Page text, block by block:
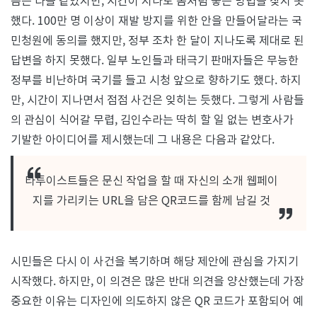
했다. 100만 명 이상이 재발 방지를 위한 안을 만들어달라는 국
민청원에 동의를 했지만, 정부 조차 한 달이 지나도록 제대로 된
답변을 하지 못했다. 일부 노인들과 태극기 판매자들은 무능한
정부를 비난하며 국기를 들고 시청 앞으로 향하기도 했다. 하지
만, 시간이 지나면서 점점 사건은 잊히는 듯했다. 그렇게 사람들
의 관심이 식어갈 무렵, 김인수라는 딱히 할 일 없는 변호사가
기발한 아이디어를 제시했는데 그 내용은 다음과 같았다.
타투이스트들은 문신 작업을 할 때 자신의 소개 웹페이
지를 가리키는 URL을 담은 QR코드를 함께 남길 것
시민들은 다시 이 사건을 복기하며 해당 제안에 관심을 가지기
시작했다. 하지만, 이 의견은 많은 반대 의견을 양산했는데 가장
중요한 이유는 디자인에 의도하지 않은 QR 코드가 포함되어 예